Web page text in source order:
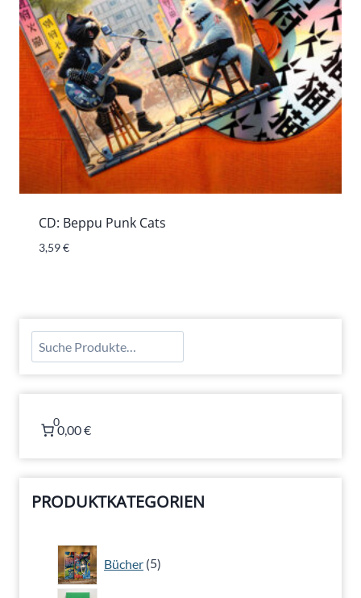
CD: Beppu Punk Cats
3,59€
Suchen
0
0,00 €
PRODUKTKATEGORIEN
Bücher 5
Produkte